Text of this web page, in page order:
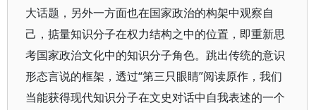
大话题，另外一方面也在国家政治的构架中观察自
己，掂量知识分子在权力结构之中的位置，即重新思
考国家政治文化中的知识分子角色。跳出传统的意识
形态言说的框架，透过“第三只眼睛”阅读原作，我们
当能获得现代知识分子在文史对话中自我表述的一个